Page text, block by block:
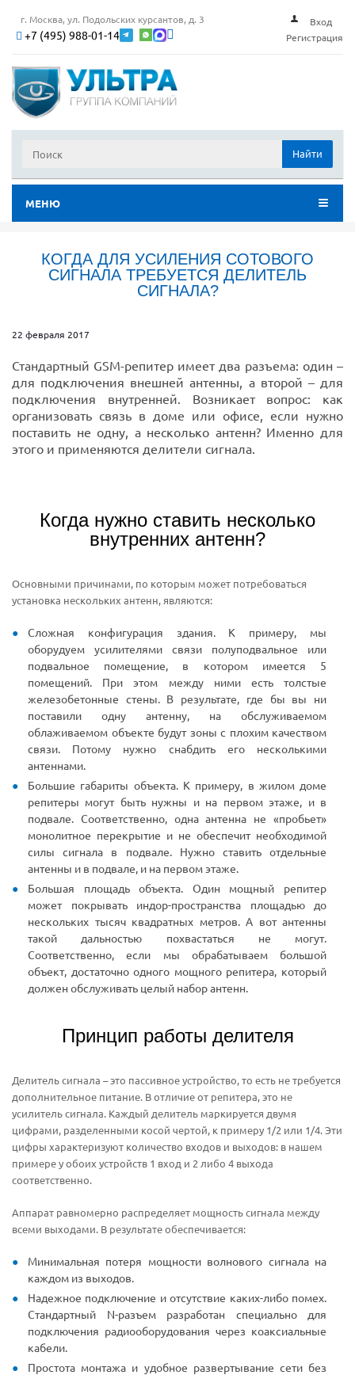
г. Москва, ул. Подольских курсантов, д. 3
+7 (495) 988-01-14
Вход
Регистрация
Найти
МЕНЮ
КОГДА ДЛЯ УСИЛЕНИЯ СОТОВОГО
СИГНАЛА ТРЕБУЕТСЯ ДЕЛИТЕЛЬ
СИГНАЛА?
22 февраля 2017
Стандартный GSM-репитер имеет два разъема: один –
для подключения внешней антенны, а второй – для
подключения внутренней. Возникает вопрос: как
организовать связь в доме или офисе, если нужно
поставить не одну, а несколько антенн? Именно для
этого и применяются делители сигнала.
Когда нужно ставить несколько
внутренних антенн?
Основными причинами, по которым может потребоваться
установка нескольких антенн, являются:
Сложная конфигурация здания. К примеру, мы
оборудуем усилителями связи полуподвальное или
подвальное помещение, в котором имеется 5
помещений. При этом между ними есть толстые
железобетонные стены. В результате, где бы вы ни
поставили одну антенну, на обслуживаемом
облаживаемом объекте будут зоны с плохим качеством
связи. Потому нужно снабдить его несколькими
антеннами.
Большие габариты объекта. К примеру, в жилом доме
репитеры могут быть нужны и на первом этаже, и в
подвале. Соответственно, одна антенна не «пробьет»
монолитное перекрытие и не обеспечит необходимой
силы сигнала в подвале. Нужно ставить отдельные
антенны и в подвале, и на первом этаже.
Большая площадь объекта. Один мощный репитер
может покрывать индор-пространства площадью до
нескольких тысяч квадратных метров. А вот антенны
такой дальностью похвастаться не могут.
Соответственно, если мы обрабатываем большой
объект, достаточно одного мощного репитера, который
должен обслуживать целый набор антенн.
Принцип работы делителя
Делитель сигнала – это пассивное устройство, то есть не требуется
дополнительное питание. В отличие от репитера, это не
усилитель сигнала. Каждый делитель маркируется двумя
цифрами, разделенными косой чертой, к примеру 1/2 или 1/4. Эти
цифры характеризуют количество входов и выходов: в нашем
примере у обоих устройств 1 вход и 2 либо 4 выхода
соответственно.
Аппарат равномерно распределяет мощность сигнала между
всеми выходами. В результате обеспечивается:
Минимальная потеря мощности волнового сигнала на
каждом из выходов.
Надежное подключение и отсутствие каких-либо помех.
Стандартный N-разъем разработан специально для
подключения радиооборудования через коаксиальные
кабели.
Простота монтажа и удобное развертывание сети без